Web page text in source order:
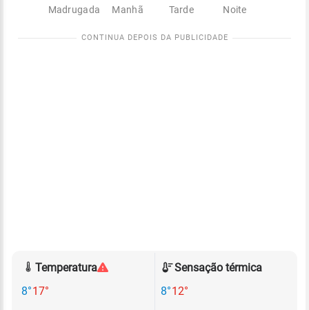
Madrugada Manhã Tarde Noite
Temperatura
8°17°
Sensação térmica
8°12°